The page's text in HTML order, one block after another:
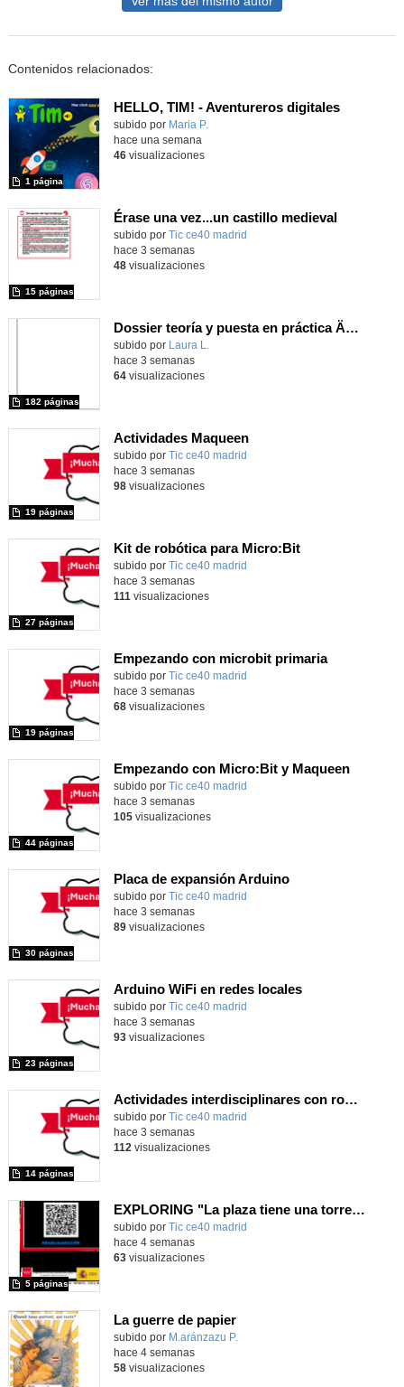
Contenidos relacionados:
HELLO, TIM! - Aventureros digitales
Contenido educativo.
subido por Maria P.
1 página
hace una semana
46visualizaciones
Érase una vez...un castillo medieval
subido por Tic ce40 madrid
15 páginas
hace 3 semanas
48visualizaciones
Dossier teoría y puesta en práctica Äprendizaje Basado en Juegos en Educación Infantil y Primaria
Contenido educativo.
subido por Laura L.
182 páginas
hace 3 semanas
64visualizaciones
Actividades Maqueen
Contenido educativo.
subido por Tic ce40 madrid
19 páginas
hace 3 semanas
98visualizaciones
Kit de robótica para Micro:Bit
Contenido educativo.
subido por Tic ce40 madrid
27 páginas
hace 3 semanas
111 visualizaciones
Empezando con microbit primaria
Contenido educativo.
subido por Tic ce40 madrid
19 páginas
hace 3 semanas
68visualizaciones
Empezando con Micro:Bit y Maqueen
Contenido educativo.
subido por Tic ce40 madrid
44 páginas
hace 3 semanas
105visualizaciones
Placa de expansión Arduino
Contenido educativo.
subido por Tic ce40 madrid
30 páginas
hace 3 semanas
89visualizaciones
Arduino WiFi en redes locales
Contenido educativo.
subido por Tic ce40 madrid
23 páginas
hace 3 semanas
93visualizaciones
Actividades interdisciplinares con robótica y pensamiento computacional
Contenido educativo.
subido por Tic ce40 madrid
14 páginas
hace 3 semanas
112 visualizaciones
EXPLORING "La plaza tiene una torre" with MachaBOT
subido por Tic ce40 madrid
5 páginas
hace 4 semanas
63visualizaciones
La guerre de papier
Contenido educativo.
subido por M.aránzazu P.
hace 4 semanas
58visualizaciones